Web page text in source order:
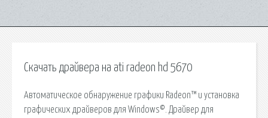
Скачать драйвера на ati radeon hd 5670
Автоматическое обнаружение графики Radeon™ и установка
графических драйверов для Windows©. Драйвер для